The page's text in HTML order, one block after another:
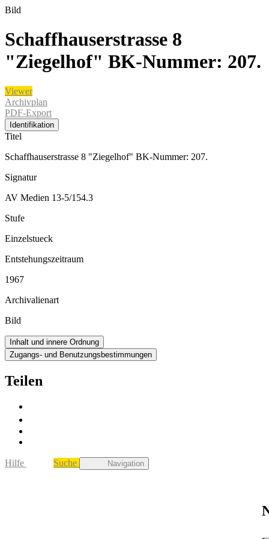
Bild
Schaffhauserstrasse 8
"Ziegelhof" BK-Nummer: 207.
Viewer
Archivplan
PDF-Export
Identifikation
Titel
Schaffhauserstrasse 8 "Ziegelhof" BK-Nummer: 207.
Signatur
AV Medien 13-5/154.3
Stufe
Einzelstueck
Entstehungszeitraum
1967
Archivalienart
Bild
Inhalt und innere Ordnung
Zugangs- und Benutzungsbestimmungen
Teilen
Hilfe Suche Navigation